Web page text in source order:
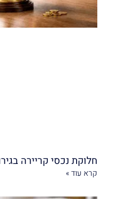
חלוקת נכסי קריירה
קרא עוד »